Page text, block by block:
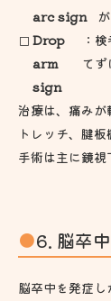
arc sign
Drop
arm
sign
：
てず
治療は、痛み
トレッチ、腱
手術は主に鏡視
6. 脳卒
脳卒中を発症